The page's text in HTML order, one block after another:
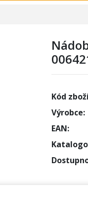
Kód
Výrobce:
EAN: